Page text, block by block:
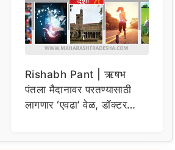
Rishabh Pant | ऋषभ
पंतला मैदानावर परतण्यासाठी
लागणार ‘एवढा’ वेळ, डॉक्टर